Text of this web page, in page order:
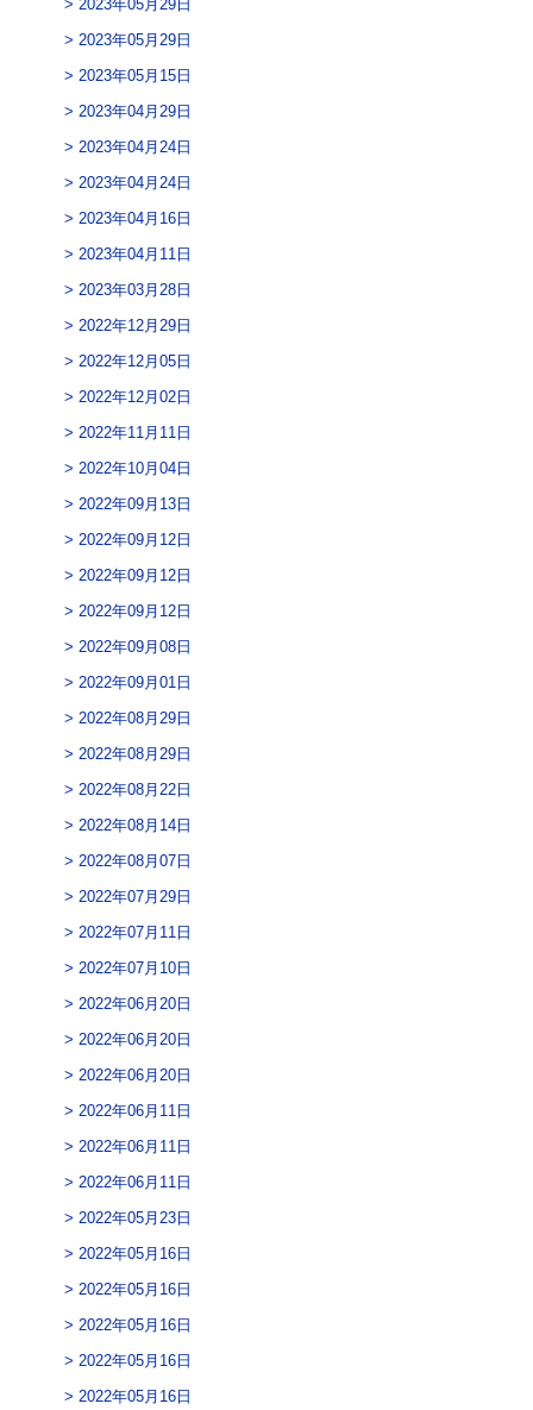
2023年05月29日
2023年05月29日
2023年05月15日
2023年04月29日
2023年04月24日
2023年04月24日
2023年04月16日
2023年04月11日
2023年03月28日
2022年12月29日
2022年12月05日
2022年12月02日
2022年11月11日
2022年10月04日
2022年09月13日
2022年09月12日
2022年09月12日
2022年09月12日
2022年09月08日
2022年09月01日
2022年08月29日
2022年08月29日
2022年08月22日
2022年08月14日
2022年08月07日
2022年07月29日
2022年07月11日
2022年07月10日
2022年06月20日
2022年06月20日
2022年06月20日
2022年06月11日
2022年06月11日
2022年06月11日
2022年05月23日
2022年05月16日
2022年05月16日
2022年05月16日
2022年05月16日
2022年05月16日